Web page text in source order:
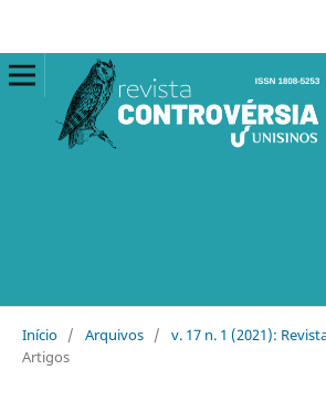
Início / Arquivos / v. 17 n. 1 (2021):
Artigos